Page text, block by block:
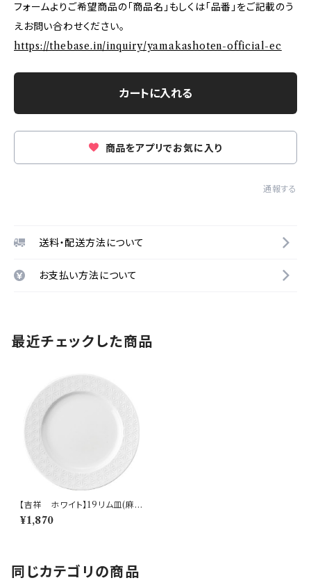
フォームよりご希望商品の「商品名」もしくは「品番」をご記載のう
えお問い合わせください。
https://thebase.in/inquiry/yamakashoten-official-ec
カートに入れる
商品をアプリでお気に入り
通報する
送料・配送方法について
お支払い方法について
最近チェックした商品
【吉祥 ホワイト】19リム皿(麻
の葉)【YMK160】YMK161-3
30
¥1,870
同じカテゴリの商品